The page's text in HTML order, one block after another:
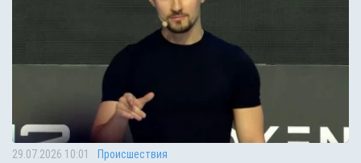
29.07.2026 10:01 Происшествия